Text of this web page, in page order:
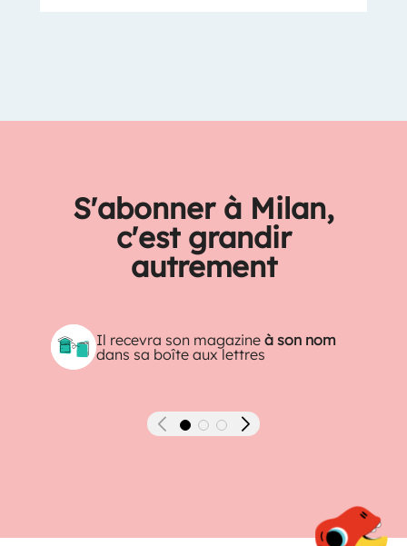
S'abonner à Milan,
c'est grandir
autrement
Il recevra son magazineà son nom
dans sa boîte aux lettres
Précédent Suivant